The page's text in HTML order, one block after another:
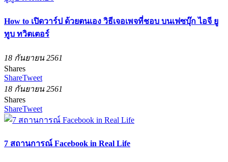
How to เปิดวาร์ป ด้วยตนเอง วิธีเจอเพจที่ชอบ บนเฟซบุ๊ก ไอจี ยู
ทูบ ทวิตเตอร์
18 กันยายน 2561
Shares
ShareTweet
18 กันยายน 2561
Shares
ShareTweet
7 สถานการณ์ Facebook in Real Life